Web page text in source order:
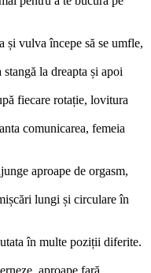
și vulva începe să se umfle,
la dreapta și apoi
fiecare rotație, lovitura
comunicarea, femeia
aproape de orgasm,
lungi și circulare în
în multe poziții diferite.
aproape fară